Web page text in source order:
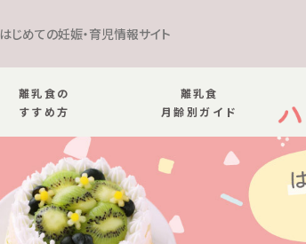
はじめての妊娠・育児情報サイト
離乳食の
すすめ方
離乳食
月齢別ガイド